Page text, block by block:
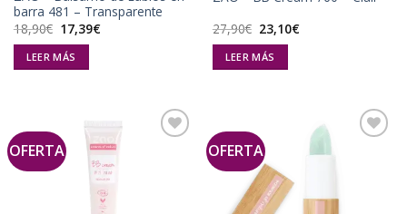
barra 481 – Transparente
18,90€ El
precio
original
era:
18,90€.
17,39€El
precio
LEER MÁS
27,90€ El
precio
original
era:
27,90€.
23,10€El
precio
LEER MÁS
OFERTA OFERTA